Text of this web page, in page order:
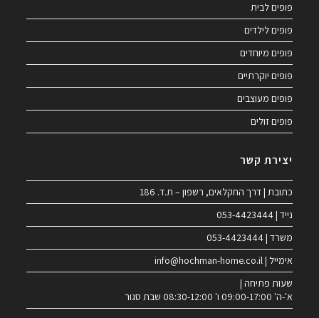
פופים לבית
פופים לילדים
פופים מיוחדים
פופים יוקרתיים
פופים מעוצבים
פופים זולים
יצירת קשר
כתובת | דרך החקלאים, רשפון – ת.ד. 186
נייד | 053-4423444
משרד | 053-4423444
אימייל | info@hochman-home.co.il
שעות פתיחה |
א'-ה' 09:00-17:00 ו' 08:30-12:00 שבת סגור